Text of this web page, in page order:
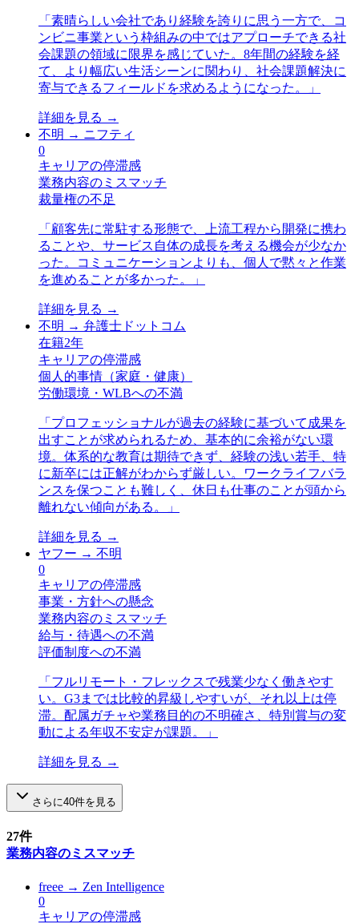
「 素晴らしい会社であり経験を誇りに思う一方で、コ
ンビニ事業という枠組みの中ではアプローチできる社
会課題の領域に限界を感じていた。8年間の経験を経
て、より幅広い生活シーンに関わり、社会課題解決に
寄与できるフィールドを求めるようになった。
」
詳細を見る →
不明 → ニフティ
0
キャリアの停滞感
業務内容のミスマッチ
裁量権の不足
「 顧客先に常駐する形態で、上流工程から開発に携わ
ることや、サービス自体の成長を考える機会が少なか
った。コミュニケーションよりも、個人で黙々と作業
を進めることが多かった。
」
詳細を見る →
不明 → 弁護士ドットコム
在籍2年
キャリアの停滞感
個人的事情（家庭・健康）
労働環境・WLBへの不満
「 プロフェッショナルが過去の経験に基づいて成果を
出すことが求められるため、基本的に余裕がない環
境。体系的な教育は期待できず、経験の浅い若手、特
に新卒には正解がわからず厳しい。ワークライフバラ
ンスを保つことも難しく、休日も仕事のことが頭から
離れない傾向がある。
」
詳細を見る →
ヤフー → 不明
0
キャリアの停滞感
事業・方針への懸念
業務内容のミスマッチ
給与・待遇への不満
評価制度への不満
「 フルリモート・フレックスで残業少なく働きやす
い。G3までは比較的昇級しやすいが、それ以上は停
滞。配属ガチャや業務目的の不明確さ、特別賞与の変
動による年収不安定が課題。
」
詳細を見る →
さらに40件を見る
27件
業務内容のミスマッチ
freee → Zen Intelligence
0
キャリアの停滞感